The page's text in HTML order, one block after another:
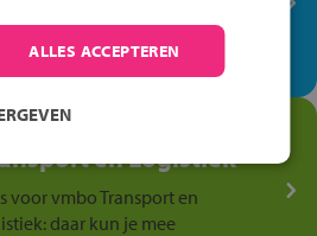
de winkelvloer, waar elke dag
is!
talent in de
en Logistiek
voor vmbo Transport en
daar kun je mee
ALLES ACCEPTEREN